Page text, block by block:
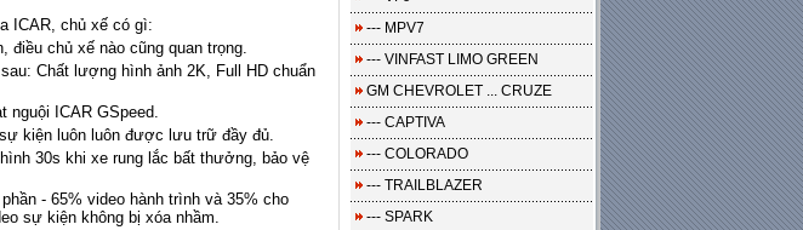
ICAR, chủ xế có gì:
điều chủ xế nào cũng quan trọng.
Chất lượng hình ảnh 2K, Full HD chuẩn
nguội ICAR GSpeed.
kiện luôn luôn được lưu trữ đầy đủ.
30s khi xe rung lắc bất thưởng, bảo vệ
- 65% video hành trình và 35% cho
sự kiện không bị xóa nhầm.
--- MPV7
--- VINFAST LIMO GREEN
GM CHEVROLET ... CRUZE
--- CAPTIVA
--- COLORADO
--- TRAILBLAZER
--- SPARK